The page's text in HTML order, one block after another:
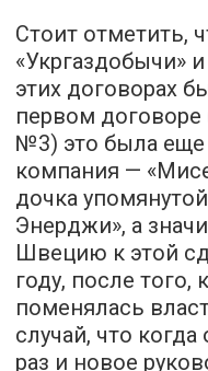
Стоит отметить,
«Укргаздобычи»
этих договорах
первом договоре
№3) это была
компания —
дочка
Энерджи», а
Швецию к этой
году, после
поменялась
случай, что
раз и новое